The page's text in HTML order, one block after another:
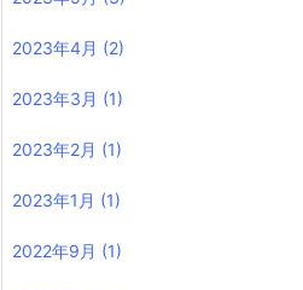
2023年4月 (2)
2023年3月 (1)
2023年2月 (1)
2023年1月 (1)
2022年9月 (1)